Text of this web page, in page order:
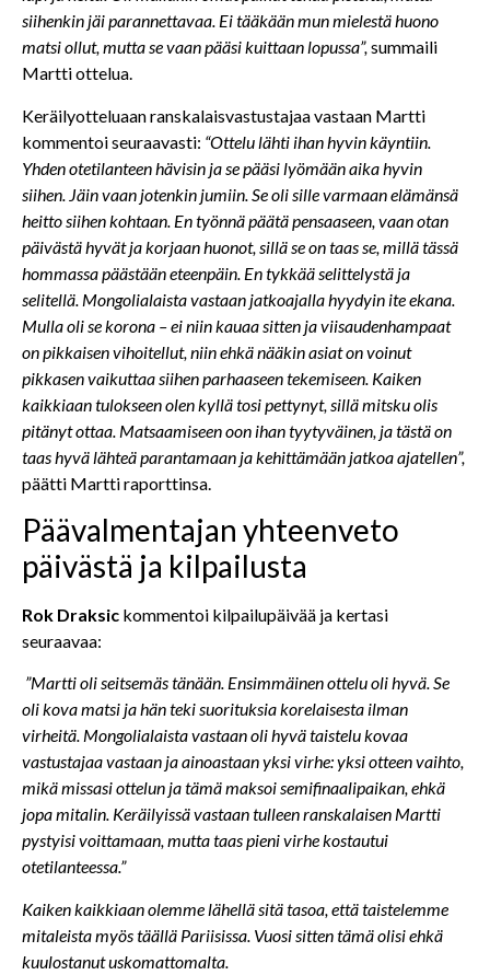
siihenkin jäi parannettavaa. Ei tääkään mun mielestä huono
matsi ollut, mutta se vaan pääsi kuittaan lopussa”,summaili
Martti ottelua.
Keräilyotteluaan ranskalaisvastustajaa vastaan Martti
kommentoi seuraavasti: “Ottelu lähti ihan hyvin käyntiin.
Yhden otetilanteen hävisin ja se pääsi lyömään aika hyvin
siihen. Jäin vaan jotenkin jumiin. Se oli sille varmaan elämänsä
heitto siihen kohtaan. En työnnä päätä pensaaseen, vaan otan
päivästä hyvät ja korjaan huonot, sillä se on taas se, millä tässä
hommassa päästään eteenpäin. En tykkää selittelystä ja
selitellä. Mongolialaista vastaan jatkoajalla hyydyin ite ekana.
Mulla oli se korona – ei niin kauaa sitten ja viisaudenhampaat
on pikkaisen vihoitellut, niin ehkä nääkin asiat on voinut
pikkasen vaikuttaa siihen parhaaseen tekemiseen. Kaiken
kaikkiaan tulokseen olen kyllä tosi pettynyt, sillä mitsku olis
pitänyt ottaa. Matsaamiseen oon ihan tyytyväinen, ja tästä on
taas hyvä lähteä parantamaan ja kehittämään jatkoa ajatellen”,
päätti Martti raporttinsa.
Päävalmentajan yhteenveto
päivästä ja kilpailusta
Rok Draksic kommentoi kilpailupäivää ja kertasi
seuraavaa:
”Martti oli seitsemäs tänään. Ensimmäinen ottelu oli hyvä. Se
oli kova matsi ja hän teki suorituksia korelaisesta ilman
virheitä. Mongolialaista vastaan oli hyvä taistelu kovaa
vastustajaa vastaan ja ainoastaan yksi virhe: yksi otteen vaihto,
mikä missasi ottelun ja tämä maksoi semifinaalipaikan, ehkä
jopa mitalin. Keräilyissä vastaan tulleen ranskalaisen Martti
pystyisi voittamaan, mutta taas pieni virhe kostautui
otetilanteessa.”
Kaiken kaikkiaan olemme lähellä sitä tasoa, että taistelemme
mitaleista myös täällä Pariisissa. Vuosi sitten tämä olisi ehkä
kuulostanut uskomattomalta.